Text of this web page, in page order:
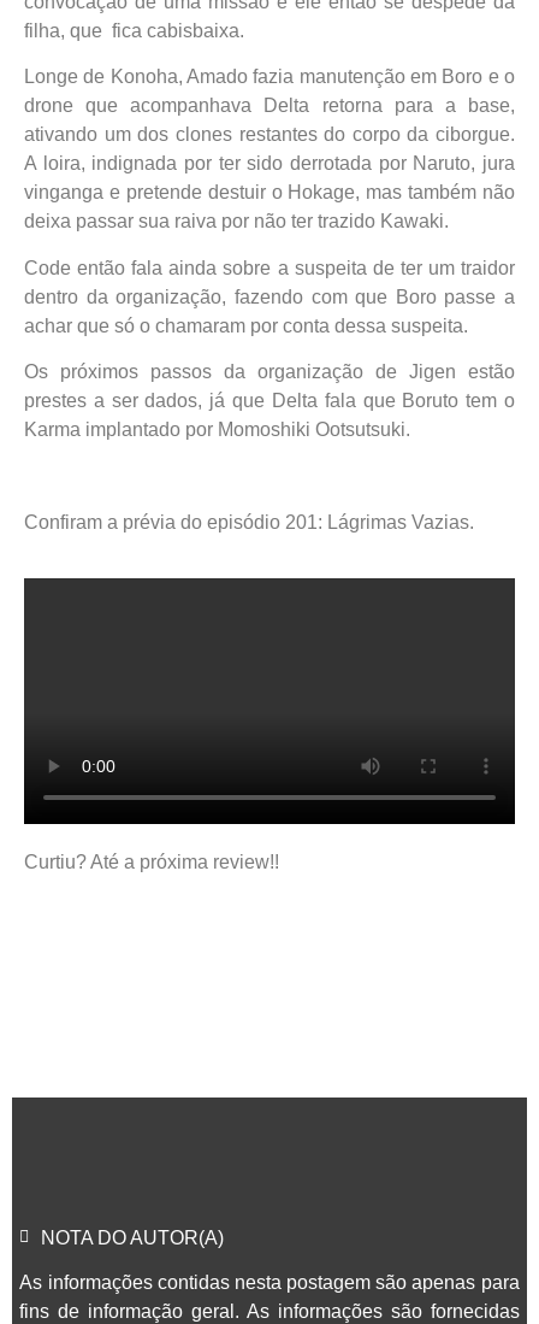
filha, que fica cabisbaixa.
Longe de Konoha, Amado fazia manutenção em Boro e o
drone que acompanhava Delta retorna para a base,
ativando um dos clones restantes do corpo da ciborgue.
A loira, indignada por ter sido derrotada por Naruto, jura
vinganga e pretende destuir o Hokage, mas também não
deixa passar sua raiva por não ter trazido Kawaki.
Code então fala ainda sobre a suspeita de ter um traidor
dentro da organização, fazendo com que Boro passe a
achar que só o chamaram por conta dessa suspeita.
Os próximos passos da organização de Jigen estão
prestes a ser dados, já que Delta fala que Boruto tem o
Karma implantado por Momoshiki Ootsutsuki.
Confiram a prévia do episódio 201: Lágrimas Vazias.
Curtiu? Até a próxima review!!
NOTA DO AUTOR(A)
As informações contidas nesta postagem são apenas para
fins de informação geral. As informações são fornecidas